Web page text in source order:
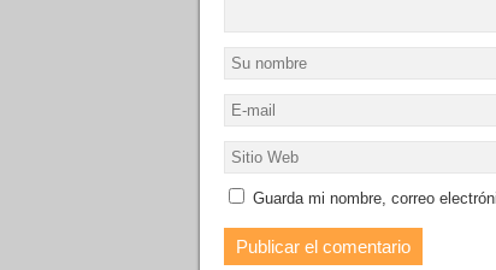
Guarda mi nombre, correo